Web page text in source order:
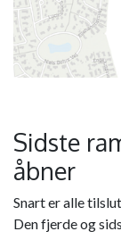
Sidste
åbner
Snart er alle
Den fjerde og